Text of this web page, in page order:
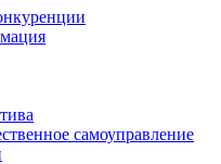
самоуправление